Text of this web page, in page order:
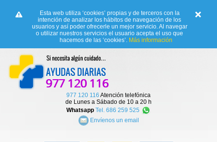
Esta web utiliza ‘cookies’ propias y de terceros con la
intención de analizar los hábitos de navegación de los
usuarios y así poder ofrecerle un mejor servicio. Al navegar
o utilizar nuestros servicios el usuario acepta el uso que
hacemos de las ‘cookies’. Más información
977 120 116 Atención telefónica
de Lunes a Sábado de 10 a 20 h
Whatsapp Tel. 686 259 525
Envíenos un email